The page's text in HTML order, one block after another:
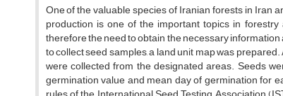
One of the valuable species of Iranian forests in Iran
production is one of the important topics in
therefore the need to obtain the necessary
to collect seed samples, a land unit map was
were collected from the designated areas. Seeds
germination value and mean day of germination for